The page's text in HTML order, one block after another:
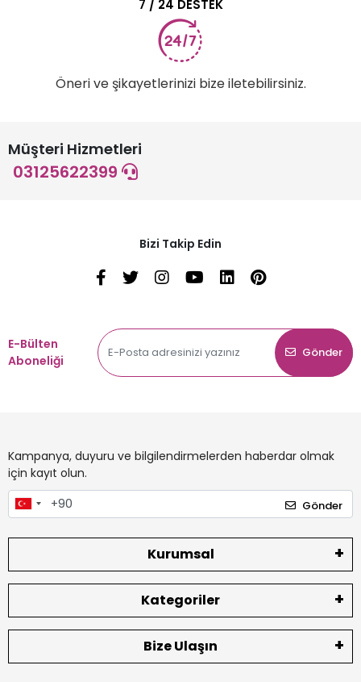
7 / 24 DESTEK
Öneri ve şikayetlerinizi bize iletebilirsiniz.
Müşteri Hizmetleri
03125622399
Bizi Takip Edin
E-Bülten
Aboneliği
Gönder
Kampanya, duyuru ve bilgilendirmelerden haberdar olmak
için kayıt olun.
Gönder
Kurumsal
Kategoriler
Bize Ulaşın